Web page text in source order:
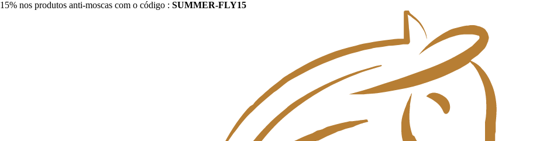
15% nos produtos anti-moscas com o código : SUMMER-FLY15